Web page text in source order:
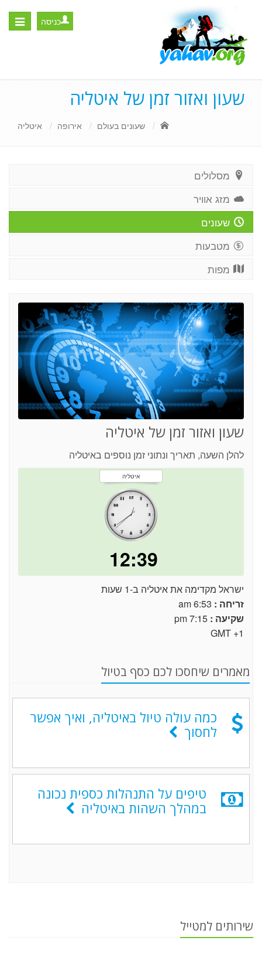
Toggle
כניסה
שעון ואזור זמן של איטליה
שעונים בעולם אירופה איטליה
מסלולים
מזג אוויר
שעונים
מטבעות
מפות
שעון ואזור זמן של איטליה
להלן השעה, תאריך ונתוני זמן נוספים באיטליה
איטליה
12:39
ישראל מקדימה את איטליה ב-1 שעות
זריחה :
שקיעה :
GMT +1
מאמרים שיחסכו לכם כסף בטיול
כמה עולה טיול באיטליה, ואיך אפשר
לחסוך
טיפים על התנהלות כספית נכונה
במהלך השהות באיטליה
שירותים למטייל